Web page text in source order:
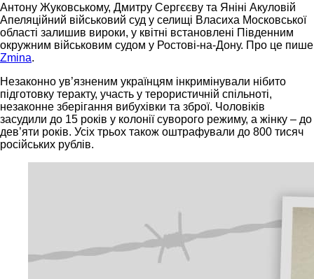
Антону Жуковському, Дмитру Сергєєву та Яніні Акуловій
Апеляційний військовий суд у селищі Власиха Московської
області залишив вироки, у квітні встановлені Південним
окружним військовим судом у Ростові-на-Дону. Про це пише
Zmina.
Незаконно ув’язненим українцям інкримінували нібито
підготовку теракту, участь у терористичній спільноті,
незаконне зберігання вибухівки та зброї. Чоловіків
засудили до 15 років у колонії суворого режиму, а жінку – до
дев’яти років. Усіх трьох також оштрафували до 800 тисяч
російських рублів.